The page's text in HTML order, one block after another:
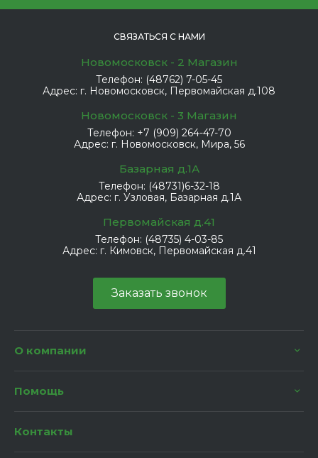
СВЯЗАТЬСЯ С НАМИ
Новомосковск - 2 Магазин
Телефон: (48762) 7-05-45
Адрес: г. Новомосковск, Первомайская д.108
Новомосковск - 3 Магазин
Телефон: +7 (909) 264-47-70
Адрес: г. Новомосковск, Мира, 56
Базарная д.1А
Телефон: (48731)6-32-18
Адрес: г. Узловая, Базарная д.1А
Первомайская д.41
Телефон: (48735) 4-03-85
Адрес: г. Кимовск, Первомайская д.41
Заказать звонок
О компании
Помощь
Контакты